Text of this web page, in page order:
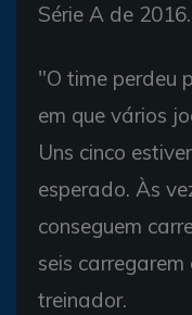
Série A de 2016.
"O time perdeu
em que vários
Uns cinco
esperado. Às
conseguem
seis
treinador.